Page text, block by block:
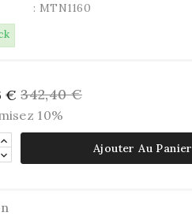
: MTN1160
€ 342,40 €
10%
Ajouter Au Panier